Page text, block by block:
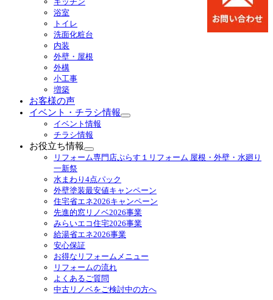
ニ
ュ
開
浴室
トイレ
洗面化粧台
内装
外壁・屋根
外構
小工事
増築
お客様の声
イベント・チラシ情報
サ
ニ
ュ
を
展
開
イベント情報
チラシ情報
お役立ち情報
サ
メ
ニ
ュ
ー
を
展
リフォーム専門店ぷらす１リフォーム 屋根・外壁・水廻り
一新祭
水まわり4点パック
外壁塗装最安値キャンペーン
住宅省エネ2026キャンペーン
先進的窓リノベ2026事業
みらいエコ住宅2026事業
給湯省エネ2026事業
安心保証
お得なリフォームメニュー
リフォームの流れ
よくあるご質問
中古リノベをご検討中の方へ